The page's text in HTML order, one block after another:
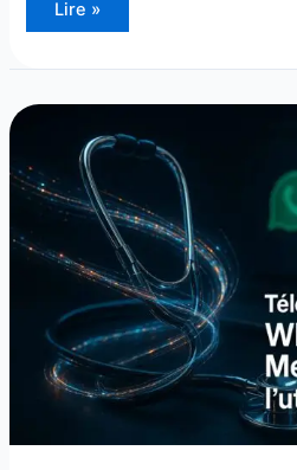
Lire »
Télécharger
Web
Messenger,
l’utiliser
sur
PC